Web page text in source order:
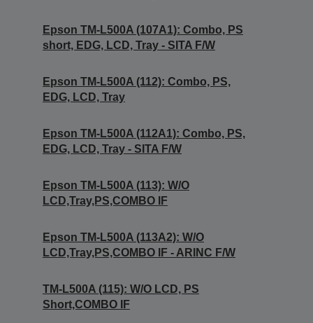
Epson TM-L500A (107A1): Combo, PS
short, EDG, LCD, Tray - SITA F/W
Epson TM-L500A (112): Combo, PS,
EDG, LCD, Tray
Epson TM-L500A (112A1): Combo, PS,
EDG, LCD, Tray - SITA F/W
Epson TM-L500A (113): W/O
LCD,Tray,PS,COMBO IF
Epson TM-L500A (113A2): W/O
LCD,Tray,PS,COMBO IF - ARINC F/W
TM-L500A (115): W/O LCD, PS
Short,COMBO IF